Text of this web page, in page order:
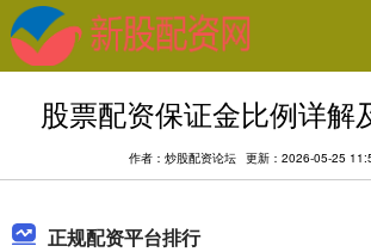
股票配资保证金比例详解
作者：炒股配资论坛 更新：2026-05-25
正规配资平台排行